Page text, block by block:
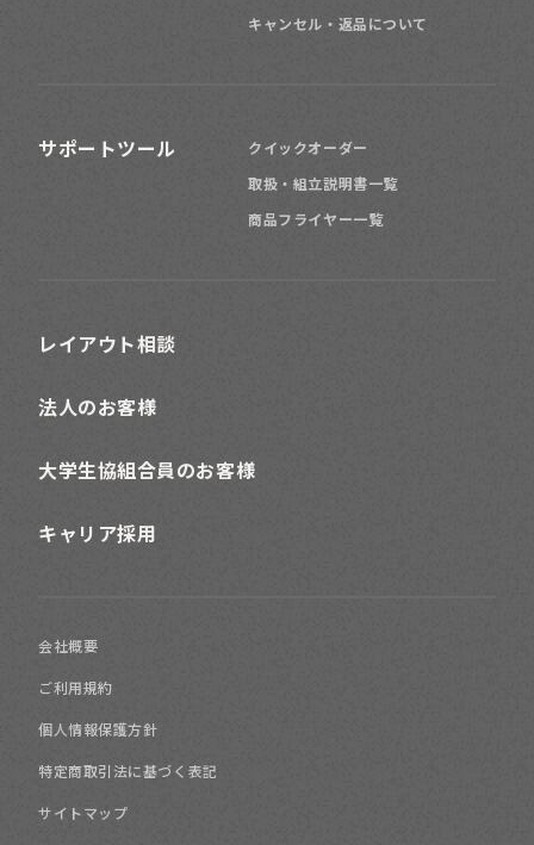
キャンセル・返品について
サポートツール
クイックオーダー
取扱・組立説明書一覧
商品フライヤー一覧
レイアウト相談
法人のお客様
大学生協組合員のお客様
キャリア採用
会社概要
ご利用規約
個人情報保護方針
特定商取引法に基づく表記
サイトマップ